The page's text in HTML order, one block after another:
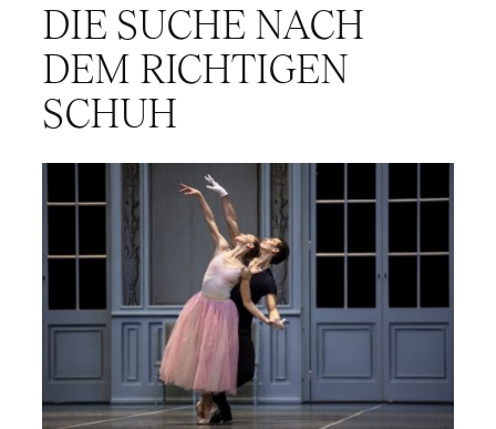
DIE SUCHE NACH
DEM RICHTIGEN
SCHUH